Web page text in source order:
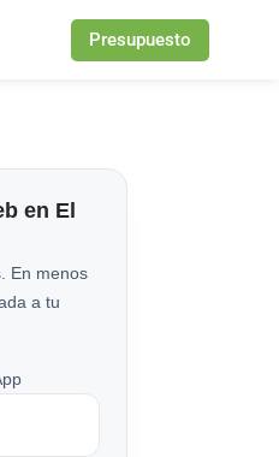
Presupuesto
en El
En menos
a tu